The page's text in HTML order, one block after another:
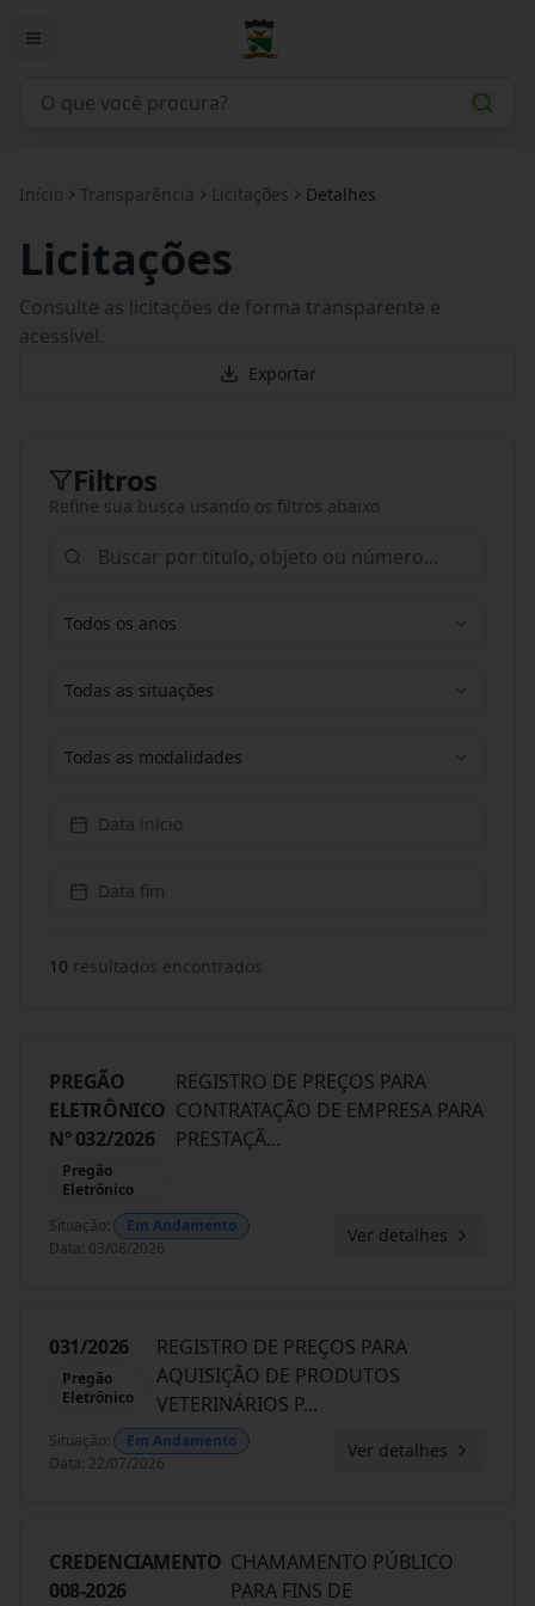
Início Transparência Licitações Detalhes
Licitações
Consulte as licitações de forma transparente e
acessível.
Exportar
Filtros
Refine sua busca usando os filtros abaixo
Todos os anos
Todas as situações
Todas as modalidades
Data início
Data fim
10 resultados encontrados
PREGÃO
ELETRÔNICO
Nº 032/2026
Pregão
Eletrônico
REGISTRO DE PREÇOS PARA
CONTRATAÇÃO DE EMPRESA PARA
PRESTAÇÃ...
Situação:
Em Andamento
Data: 03/08/2026
Ver detalhes
031/2026
Pregão
Eletrônico
REGISTRO DE PREÇOS PARA
AQUISIÇÃO DE PRODUTOS
VETERINÁRIOS P...
Situação:
Em Andamento
Data: 22/07/2026
Ver detalhes
CREDENCIAMENTO
008-2026
CHAMAMENTO PÚBLICO
PARA FINS DE